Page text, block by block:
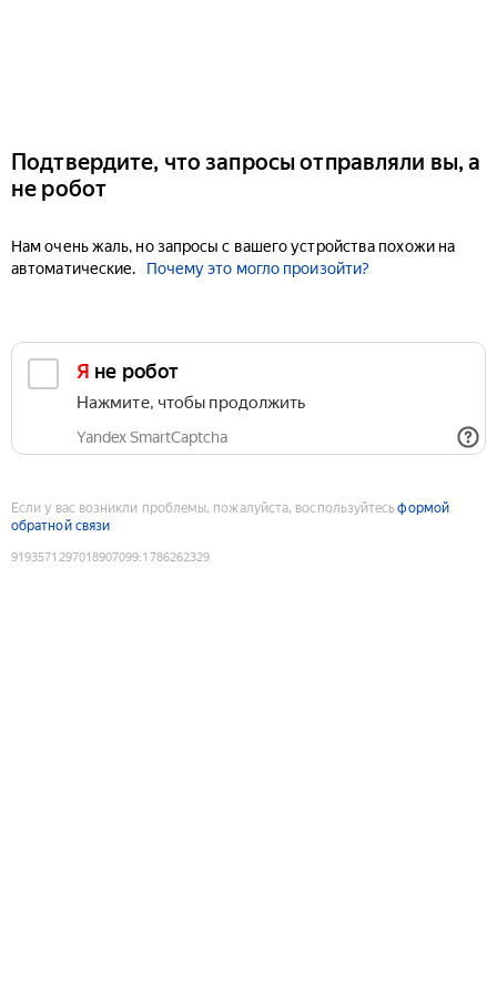
Подтвердите, что запросы отправляли вы, а
не робот
Нам очень жаль, но запросы с вашего устройства похожи на
автоматические.
Почему это могло произойти?
Я не робот
Нажмите, чтобы продолжить
Yandex SmartCaptcha
Если у вас возникли проблемы, пожалуйста, воспользуйтесьформой
обратной связи
9193571297018907099:1786262329